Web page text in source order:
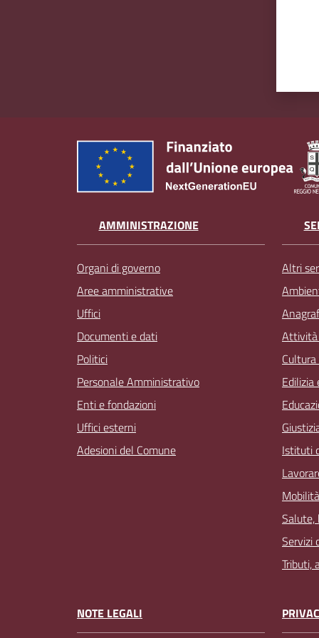
AMMINISTRAZIONE
Organi di governo
Aree amministrative
Uffici
Documenti e dati
Politici
Personale Amministrativo
Enti e fondazioni
Uffici esterni
Adesioni del Comune
Altri
Attività
Edilizia
Istituti
Salute,
Servizi
Tributi,
NOTE LEGALI